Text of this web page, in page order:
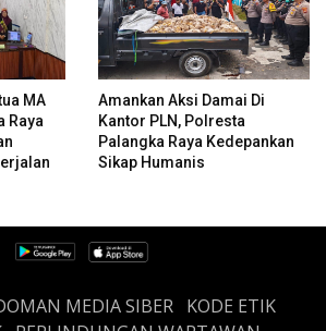
MA
Raya
Amankan Aksi Damai Di
Kantor PLN, Polresta
Palangka Raya Kedepankan
Sikap Humanis
MEDIA SIBER
KODE ETIK